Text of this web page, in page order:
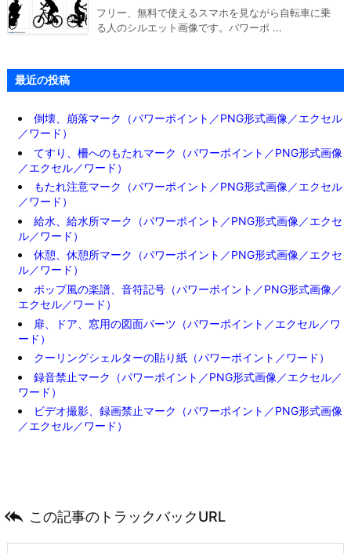
フリー、無料で使えるスマホを見ながら自転車に乗
る人のシルエット画像です。パワーポ ...
最近の投稿
倒壊、崩落マーク（パワーポイント／PNG形式画像／エクセル
／ワード）
てすり、柵へのもたれマーク（パワーポイント／PNG形式画像
／エクセル／ワード）
もたれ注意マーク（パワーポイント／PNG形式画像／エクセル
／ワード）
給水、給水所マーク（パワーポイント／PNG形式画像／エクセ
ル／ワード）
休憩、休憩所マーク（パワーポイント／PNG形式画像／エクセ
ル／ワード）
ポップ風の楽譜、音符記号（パワーポイント／PNG形式画像／
エクセル／ワード）
扉、ドア、窓用の図面パーツ（パワーポイント／エクセル／ワ
ード）
クーリングシェルターの貼り紙（パワーポイント／ワード）
録音禁止マーク（パワーポイント／PNG形式画像／エクセル／
ワード）
ビデオ撮影、録画禁止マーク（パワーポイント／PNG形式画像
／エクセル／ワード）
 この記事のトラックバックURL